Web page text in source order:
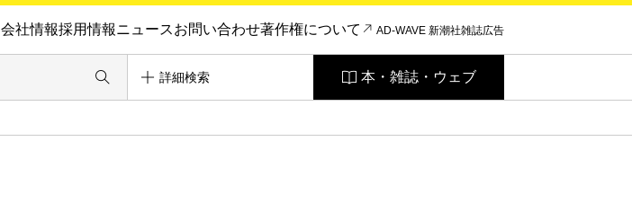
会社情報採用情報ニュースお問い合わせ著作権について AD-WAVE 新潮社雑誌広告
詳細検索 本・雑誌・ウェブ